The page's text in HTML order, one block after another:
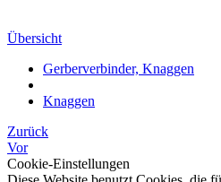
Übersicht
Gerberverbinder, Knaggen
Knaggen
Zurück
Vor
Cookie-Einstellungen